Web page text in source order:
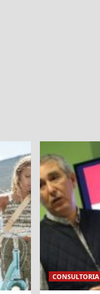
CONSULTORIA